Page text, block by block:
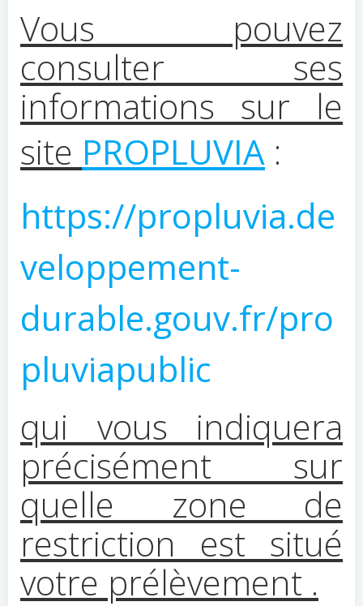
Vous pouvez
consulter ses
informations sur le
site PROPLUVIA :
https://propluvia.de
veloppement-
durable.gouv.fr/pro
pluviapublic
qui vous indiquera
précisément sur
quelle zone de
restriction est situé
votre prélèvement .